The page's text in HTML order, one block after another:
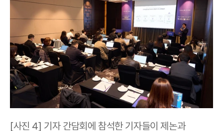
[사진 4] 기자 간담회에 참석한 기자들이 제논과